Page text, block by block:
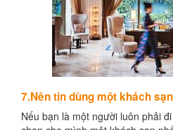
7.Nên tin dùng một khách sạn
Nếu bạn là một người luôn phải